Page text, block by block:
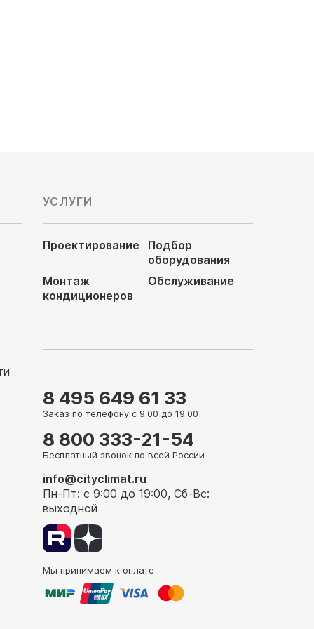
УСЛУГИ
Проектирование
Подбор
оборудования
Монтаж
кондиционеров
Обслуживание
8 495 649 61 33
Заказ по телефону с 9.00 до 19.00
8 800 333-21-54
Бесплатный звонок по всей России
info@cityclimat.ru
Пн-Пт: с 9:00 до 19:00, Сб-Вс:
выходной
Мы принимаем к оплате